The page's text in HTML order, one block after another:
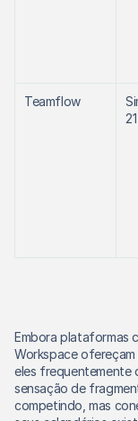
Teamflow
21
Embora plataformas
Workspace
eles frequentemente
sensação de
competindo, mas